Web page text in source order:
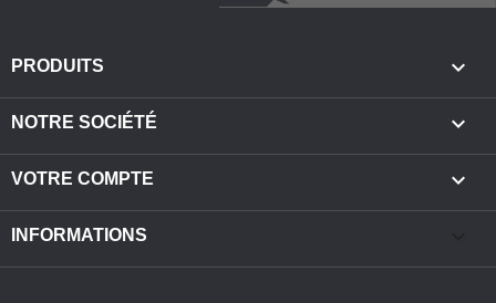
PRODUITS 
NOTRE SOCIÉTÉ 
VOTRE COMPTE 
INFORMATIONS